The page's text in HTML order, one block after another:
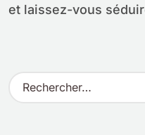
et laissez-vous
R
e